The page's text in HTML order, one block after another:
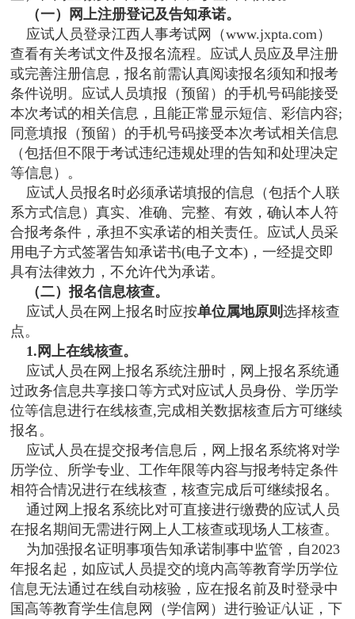
（一）网上注册登记及告知承诺。
应试人员登录江西人事考试网（www.jxpta.com）
查看有关考试文件及报名流程。应试人员应及早注册
或完善注册信息，报名前需认真阅读报名须知和报考
条件说明。应试人员填报（预留）的手机号码能接受
本次考试的相关信息，且能正常显示短信、彩信内容;
同意填报（预留）的手机号码接受本次考试相关信息
（包括但不限于考试违纪违规处理的告知和处理决定
等信息）。
应试人员报名时必须承诺填报的信息（包括个人联
系方式信息）真实、准确、完整、有效，确认本人符
合报考条件，承担不实承诺的相关责任。应试人员采
用电子方式签署告知承诺书(电子文本)，一经提交即
具有法律效力，不允许代为承诺。
（二）报名信息核查。
应试人员在网上报名时应按单位属地原则选择核查
点。
1.网上在线核查。
应试人员在网上报名系统注册时，网上报名系统通
过政务信息共享接口等方式对应试人员身份、学历学
位等信息进行在线核查,完成相关数据核查后方可继续
报名。
应试人员在提交报考信息后，网上报名系统将对学
历学位、所学专业、工作年限等内容与报考特定条件
相符合情况进行在线核查，核查完成后可继续报名。
通过网上报名系统比对可直接进行缴费的应试人员
在报名期间无需进行网上人工核查或现场人工核查。
为加强报名证明事项告知承诺制事中监管，自2023
年报名起，如应试人员提交的境内高等教育学历学位
信息无法通过在线自动核验，应在报名前及时登录中
国高等教育学生信息网（学信网）进行验证/认证，下